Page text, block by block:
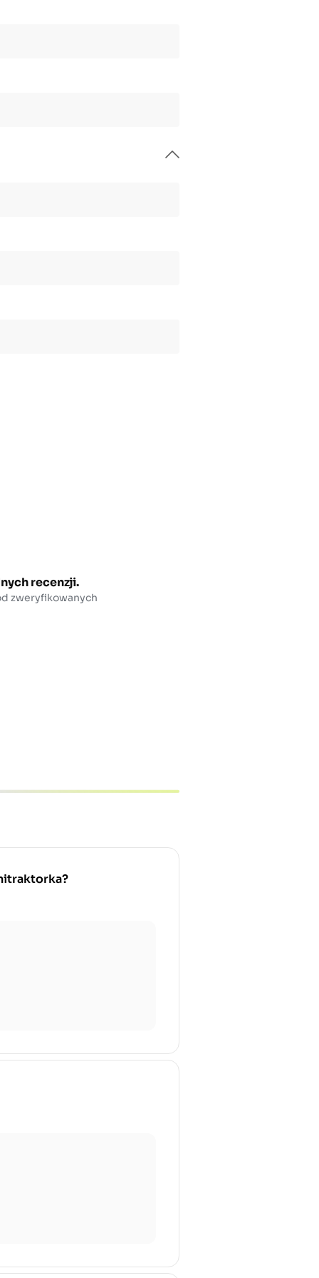
recenzji.
zweryfikowanych